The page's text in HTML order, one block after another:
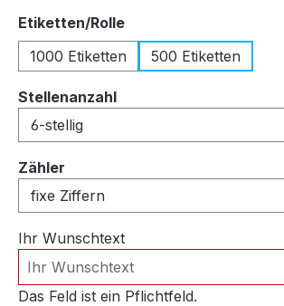
Etiketten/Rolleauswählen
1000 Etiketten
500 Etiketten
Stellenanzahlauswählen
Zähler
Ihr Wunschtext
Das Feld ist ein Pflichtfeld.